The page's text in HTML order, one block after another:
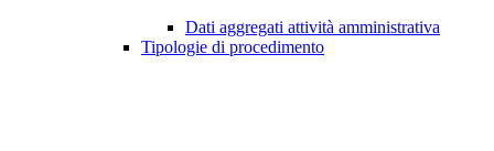
Dati aggregati attività amministrativa
Tipologie di procedimento